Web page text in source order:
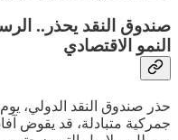
صندوق النقد يحذر..
النمو الاقتصادي
حذر صندوق النقد الدولي،
جمركية متبادلة، قد يقوض